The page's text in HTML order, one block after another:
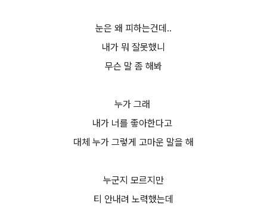
눈은 왜 피하는건데..
내가 뭐 잘못했니
무슨 말 좀 해봐
누가 그래
내가 너를 좋아한다고
대체 누가 그렇게 고마운 말을 해
누군지 모르지만
티 안내려 노력했는데